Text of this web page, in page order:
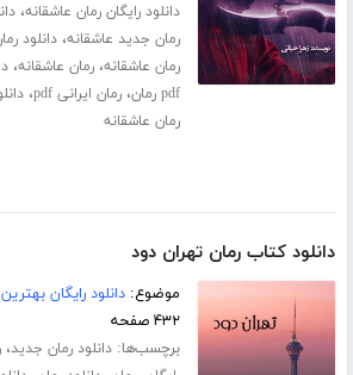
دانلود رایگان رمان عاشقانه،
رمان جدید عاشقانه،دانلود
رمان عاشقانه،رمان عاشقانه،
pdf رمان
،رمان ایرانی pdf ،
رمان عاشقانه
دانلود کتاب رمان تهران دود
موضوع:دانلود رایگان
۴۳۲ صفحه
برچسب‌ها:دانلود رمان جدید،